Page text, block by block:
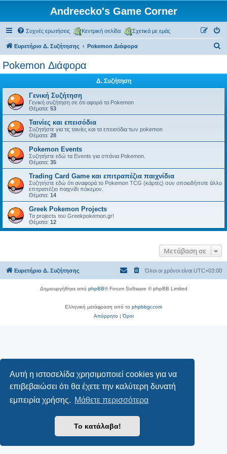
Αυτή η ιστοσελίδα χρησιμοποιεί cookies για να
επιβεβαιώσει ότι θα έχετε την καλύτερη δυνατή
εμπειρία χρήσης. Μάθετε περισσότερα
Το κατάλαβα!
Andreecko's Game Corner
Συχνές ερωτήσεις Κεντρική σελίδα Σχετικά με εμάς
Ευρετήριο Δ. Συζήτησης Pokemon Διάφορα
η
Pokemon Διάφορα
Δ. Συζήτηση
Γενική Συζήτηση
Γενική συζήτηση σε ότι αφορά τα Pokemon
Θέματα: 53
Ταινίες και επεισόδια
Συζητήστε για τις ταινίες και τα επεισόδια των pokemon
Θέματα: 28
Pokemon Events
Συζητήστε εδώ τα Events για σπάνια Pokemon.
Θέματα: 35
Trading Card Game και επιτραπέζια παιχνίδια
Συζητήστε εδώ ότι αναφορά το Pokemon TCG (κάρτες) συν οποιοδήποτε άλλο
επιτραπέζιο παιχνίδι πόκεμον.
Θέματα: 14
Greek Pokemon Projects
Τα projects του Greekpokemon.gr!
Θέματα: 12
Μετάβαση σε
Ευρετήριο Δ. Συζήτησης Όλοι οι χρόνοι είναι UTC+03:00
Δημιουργήθηκε από phpBB® Forum Software © phpBB Limited
Ελληνική μετάφραση από το phpbbgr.com
Απόρρητο|Όροι